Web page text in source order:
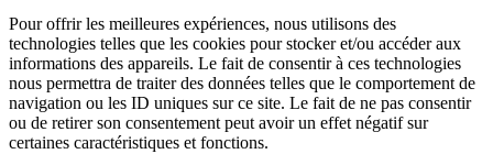
Pour offrir les meilleures expériences, nous utilisons des
technologies telles que les cookies pour stocker et/ou accéder aux
informations des appareils. Le fait de consentir à ces technologies
nous permettra de traiter des données telles que le comportement de
navigation ou les ID uniques sur ce site. Le fait de ne pas consentir
ou de retirer son consentement peut avoir un effet négatif sur
certaines caractéristiques et fonctions.